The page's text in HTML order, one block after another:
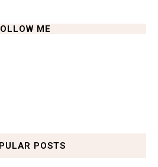
ME
POSTS